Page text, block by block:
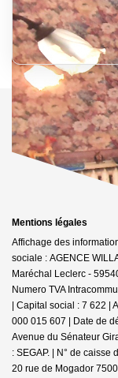
Mentions légales
Affichage des
sociale : AGENCE
Maréchal Leclerc -
Numero TVA
| Capital social : 7 622 |
000 015 607 | Date de
Avenue du Sénateur
: SEGAP. | N° de
20 rue de Mogador